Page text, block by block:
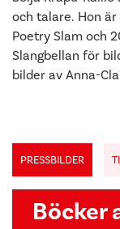
och talare. Hon
Poetry Slam och
Slangbellan för
bilder av Anna-
PRESSBILDER
Böcker